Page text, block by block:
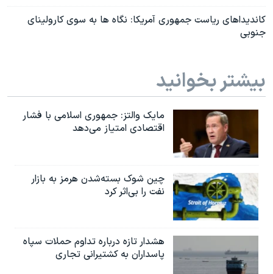
کاندیداهای ریاست جمهوری آمریکا: نگاه ها به سوی کارولینای
جنوبی
بیشتر بخوانید
مایک والتز: جمهوری اسلامی با فشار
اقتصادی امتیاز می‌دهد
چین شوک بسته‌شدن هرمز به بازار
نفت را بی‌اثر کرد
هشدار تازه درباره تداوم حملات سپاه
پاسداران به کشتیرانی تجاری